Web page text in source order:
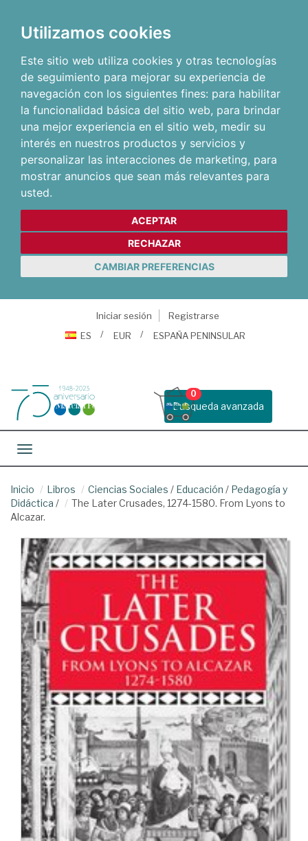
Utilizamos cookies
Este sitio web utiliza cookies y otras tecnologías
de seguimiento para mejorar su experiencia de
navegación con los siguientes fines: para habilitar
la funcionalidad básica del sitio web, para brindar
una mejor experiencia en el sitio web, medir su
interés en nuestros productos y servicios y
personalizar las interacciones de marketing, para
mostrar anuncios que sean más relevantes para
usted.
ACEPTAR
RECHAZAR
CAMBIAR PREFERENCIAS
Iniciar sesión
Registrarse
ES
EUR ESPAÑA PENINSULAR
Busqueda avanzada
0
Toggle navigation
Inicio Libros Ciencias Sociales / Educación / Pedagogía y
Didáctica /
The Later Crusades, 1274-1580. From Lyons to
Alcazar.